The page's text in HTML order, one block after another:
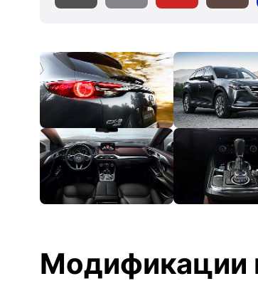
Модификации